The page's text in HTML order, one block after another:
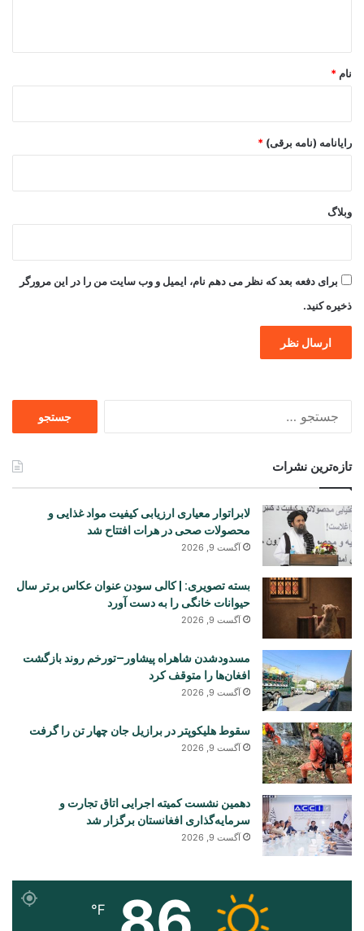
نام *
رایانامه (نامه برقی) *
وبلاگ
برای دفعه بعد که نظر می دهم نام، ایمیل و وب سایت من را در این مرورگر
ذخیره کنید.
تازه‌ترین نشرات
لابراتوار معیاری ارزیابی کیفیت مواد غذایی و
محصولات صحی در هرات افتتاح شد
آگست 9, 2026
بسته تصویری: | کالی سودن عنوان عکاس برتر سال
حیوانات خانگی را به دست آورد
آگست 9, 2026
مسدودشدن شاهراه پیشاور–تورخم روند بازگشت
افغان‌ها را متوقف کرد
آگست 9, 2026
سقوط هلیکوپتر در برازیل جان چهار تن را گرفت
آگست 9, 2026
دهمین نشست کمیته اجرایی اتاق تجارت و
سرمایه‌گذاری افغانستان برگزار شد
آگست 9, 2026
℉